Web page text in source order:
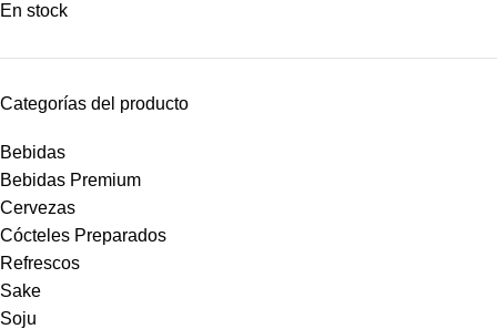
En stock
Categorías del producto
Bebidas
Bebidas Premium
Cervezas
Cócteles Preparados
Refrescos
Sake
Soju